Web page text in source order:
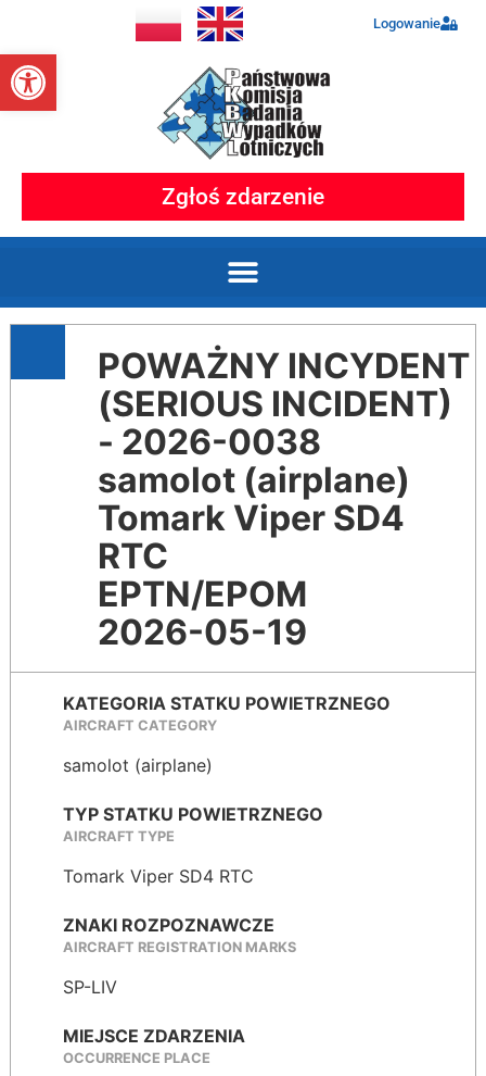
Otwórz pasek narzędzi
Logowanie
Zgłoś zdarzenie
POWAŻNY INCYDENT
(SERIOUS INCIDENT)
- 2026-0038
samolot (airplane)
Tomark Viper SD4
RTC
EPTN/EPOM
2026-05-19
KATEGORIA STATKU POWIETRZNEGO
AIRCRAFT CATEGORY
samolot (airplane)
TYP STATKU POWIETRZNEGO
AIRCRAFT TYPE
Tomark Viper SD4 RTC
ZNAKI ROZPOZNAWCZE
AIRCRAFT REGISTRATION MARKS
SP-LIV
MIEJSCE ZDARZENIA
OCCURRENCE PLACE